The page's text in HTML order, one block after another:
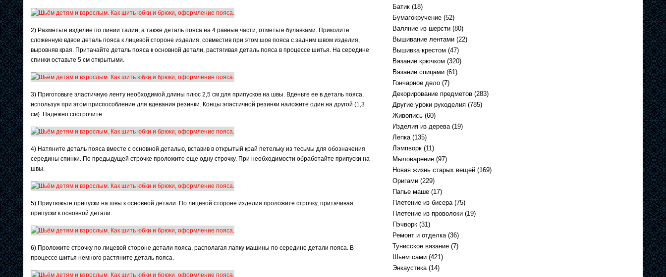
2) Разметьте изделие по линии талии, а также деталь пояса на 4 равные части, отметьте булавками. Приколите
сложенную вдвое деталь пояса к лицевой стороне изделия, совместив при этом шов пояса с задним швом изделия,
выровняв края. Притачайте деталь пояса к основной детали, растягивая деталь пояса в процессе шитья. На середине
спинки оставьте 5 см открытыми.
3) Приготовьте эластичную ленту необходимой длины плюс 2,5 см для припусков на швы. Вденьте ее в деталь пояса,
используя при этом приспособление для вдевания резинки. Концы эластичной резинки наложите один на другой (1,3
см). Надежно сострочите.
4) Натяните деталь пояса вместе с основной деталью, вставив в открытый край петельку из тесьмы для обозначения
середины спинки. По предыдущей строчке проложите еще одну строчку. При необходимости обработайте припуски на
швы.
5) Приутюжьте припуски на швы к основной детали. По лицевой стороне изделия проложите строчку, притачивая
припуски к основной детали.
6) Проложите строчку по лицевой стороне детали пояса, располагая лапку машины по середине детали пояса. В
процессе шитья немного растяните деталь пояса.
Батик (18)
Бумагокручение (52)
Валяние из шерсти (80)
Вышивание лентами (22)
Вышивка крестом (47)
Вязание крючком (320)
Вязание спицами (61)
Гончарное дело (7)
Декорирование предметов (283)
Другие уроки рукоделия (785)
Живопись (60)
Изделия из дерева(19)
Лепка(135)
Лэмпворк (11)
Мыловарение (97)
Новая жизнь старых вещей (169)
Оригами (229)
Папье маше (17)
Плетение из бисера(75)
Плетение из проволоки (19)
Пэчворк (31)
Ремонт и отделка(36)
Тунисское вязание (7)
Шьём сами (421)
Энкаустика(14)